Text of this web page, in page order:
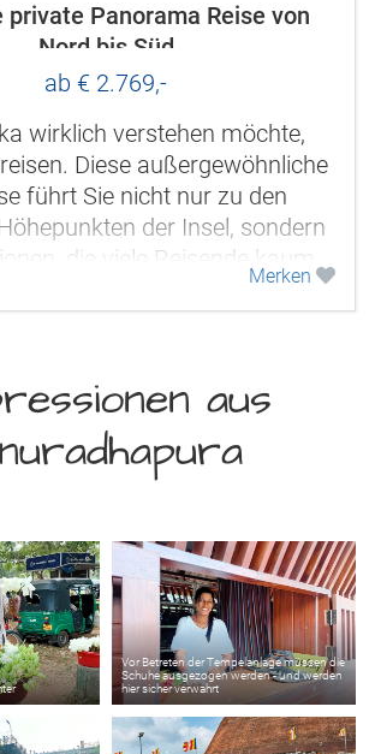
private Panorama Reise von
Nord bis Süd
ab € 2.769,-
wirklich verstehen möchte,
Diese außergewöhnliche
führt Sie nicht nur zu den
der Insel, sondern
die viele Reisende kaum
in die...
Merken
aus
Vor Betreten der Tempelanlage müssen die
Schuhe ausgezogen werden - und werden
hier sicher verwahrt